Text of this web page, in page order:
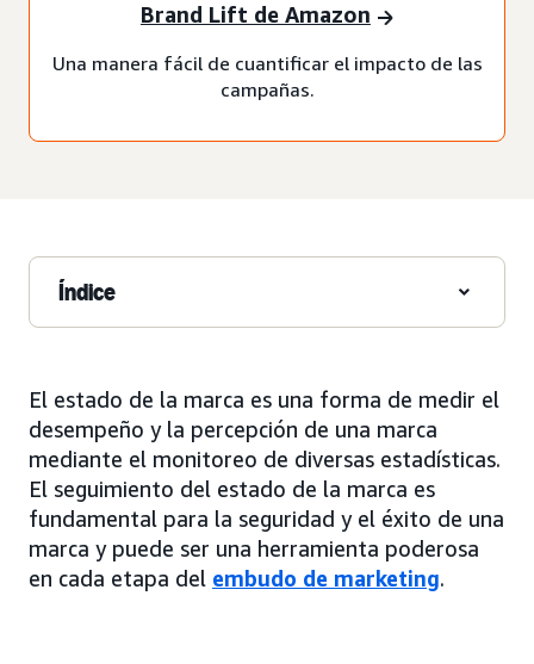
Brand Lift de Amazon
Una manera fácil de cuantificar el impacto de las
campañas.
Índice
El estado de la marca es una forma de medir el
desempeño y la percepción de una marca
mediante el monitoreo de diversas estadísticas.
El seguimiento del estado de la marca es
fundamental para la seguridad y el éxito de una
marca y puede ser una herramienta poderosa
en cada etapa del embudo de marketing.